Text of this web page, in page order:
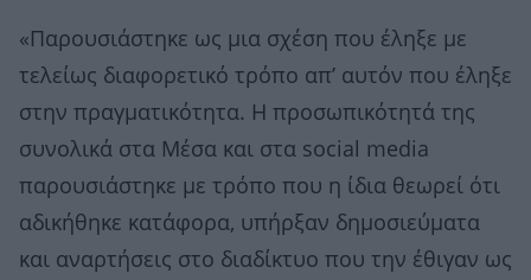
«Παρουσιάστηκε ως μια σχέση που έληξε με
τελείως διαφορετικό τρόπο απ’ αυτόν που έληξε
στην πραγματικότητα. Η προσωπικότητά της
συνολικά στα Μέσα και στα social media
παρουσιάστηκε με τρόπο που η ίδια θεωρεί ότι
αδικήθηκε κατάφορα, υπήρξαν δημοσιεύματα
και αναρτήσεις στο διαδίκτυο που την έθιγαν ως